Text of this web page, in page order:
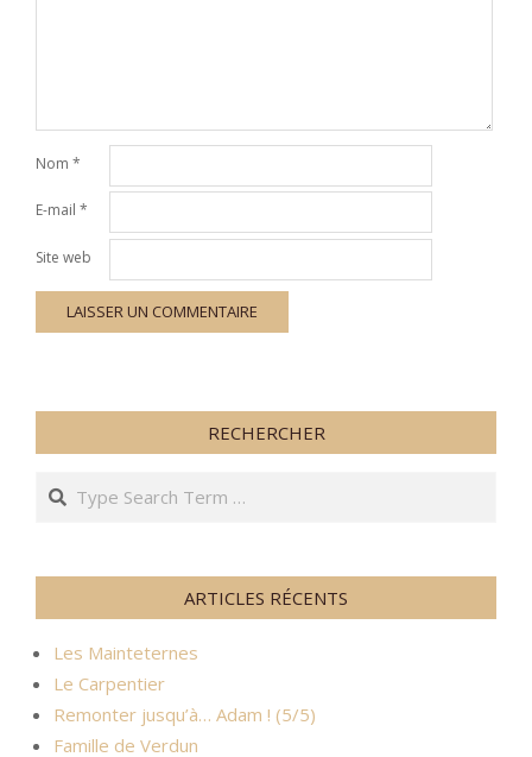
Nom *
E-mail *
Site web
RECHERCHER
Search
ARTICLES RÉCENTS
Les Mainteternes
Le Carpentier
Remonter jusqu’à… Adam ! (5/5)
Famille de Verdun